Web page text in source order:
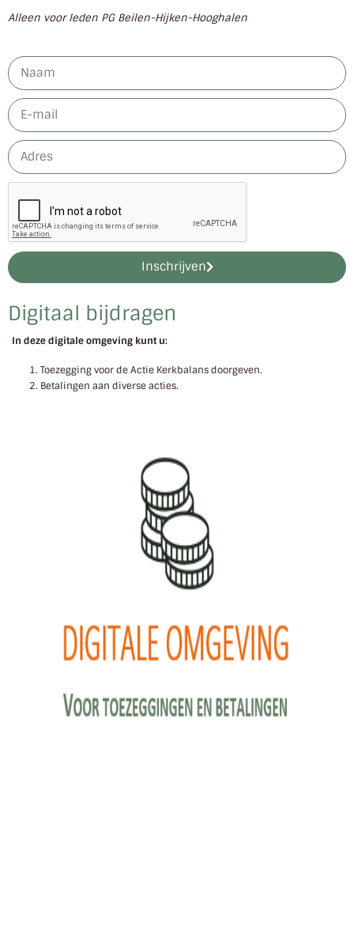
Digitaal bijdragen
In deze digitale omgeving kunt u:
Toezegging voor de Actie Kerkbalans doorgeven.
Betalingen aan diverse acties.
Alleen voor leden PG Beilen-Hijken-Hooghalen
Inschrijven